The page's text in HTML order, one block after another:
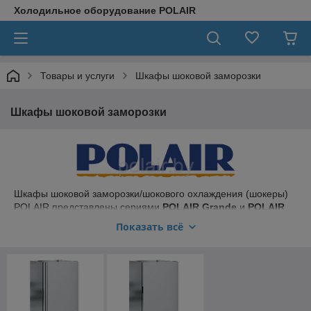
Холодильное оборудование POLAIR
Товары и услуги Шкафы шоковой заморозки
Шкафы шоковой заморозки
Шкафы шоковой заморозки/шокового охлаждения (шокеры)
POLAIR представлены сериями POLAIR Grande и POLAIR
высокий уровень комфорта пользователям. Могут
санитаризации рыбы из открытых водоемов.
Показать всё